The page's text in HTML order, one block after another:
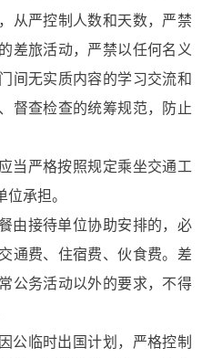
从严控制人数和天数，严禁
差旅活动，严禁以任何名义
间无实质内容的学习交流和
督查检查的统筹规范，防止
当严格按照规定乘坐交通工
承担。
由接待单位协助安排的，必
通费、住宿费、伙食费。差
公务活动以外的要求，不得
临时出国计划，严格控制